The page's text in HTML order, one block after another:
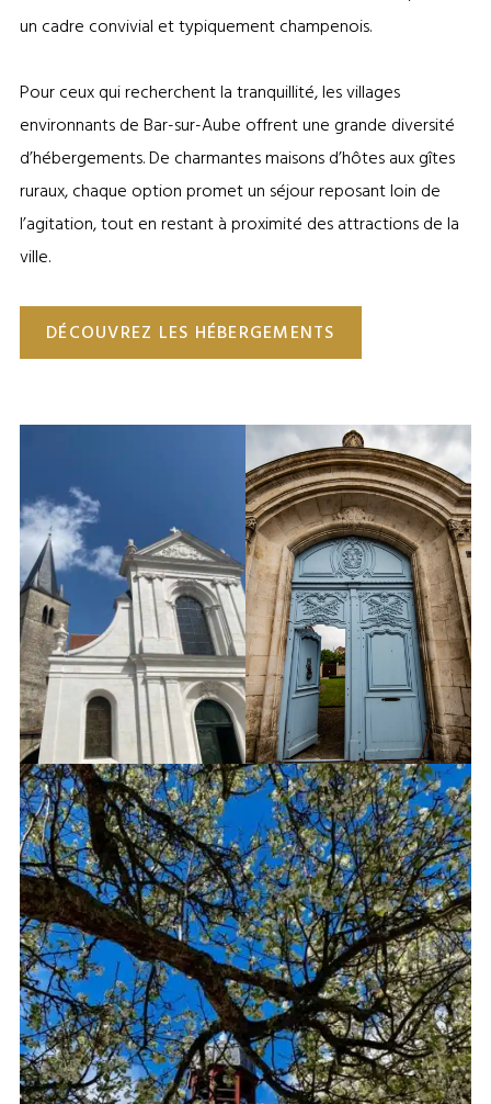
un cadre convivial et typiquement champenois.
Pour ceux qui recherchent la tranquillité, les villages
environnants de Bar-sur-Aube offrent une grande diversité
d’hébergements. De charmantes maisons d’hôtes aux gîtes
ruraux, chaque option promet un séjour reposant loin de
l’agitation, tout en restant à proximité des attractions de la
ville.
DÉCOUVREZ LES HÉBERGEMENTS
Bar-sur-Aube ©OT Côte des Bar Presbytère ®Franz Pfifferling